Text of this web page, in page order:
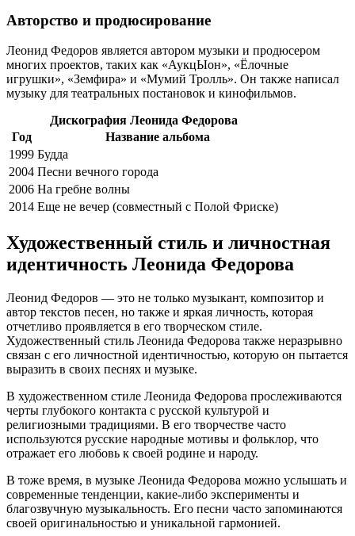
Авторство и продюсирование
Леонид Федоров является автором музыки и продюсером
многих проектов, таких как «АукцЫон», «Ёлочные
игрушки», «Земфира» и «Мумий Тролль». Он также написал
музыку для театральных постановок и кинофильмов.
Дискография Леонида Федорова
Год
Название альбома
1999 Будда
2004 Песни вечного города
2006 На гребне волны
2014 Еще не вечер (совместный с Полой Фриске)
Художественный стиль и личностная
идентичность Леонида Федорова
Леонид Федоров — это не только музыкант, композитор и
автор текстов песен, но также и яркая личность, которая
отчетливо проявляется в его творческом стиле.
Художественный стиль Леонида Федорова также неразрывно
связан с его личностной идентичностью, которую он пытается
выразить в своих песнях и музыке.
В художественном стиле Леонида Федорова прослеживаются
черты глубокого контакта с русской культурой и
религиозными традициями. В его творчестве часто
используются русские народные мотивы и фольклор, что
отражает его любовь к своей родине и народу.
В тоже время, в музыке Леонида Федорова можно услышать и
современные тенденции, какие-либо эксперименты и
благозвучную музыкальность. Его песни часто запоминаются
своей оригинальностью и уникальной гармонией.